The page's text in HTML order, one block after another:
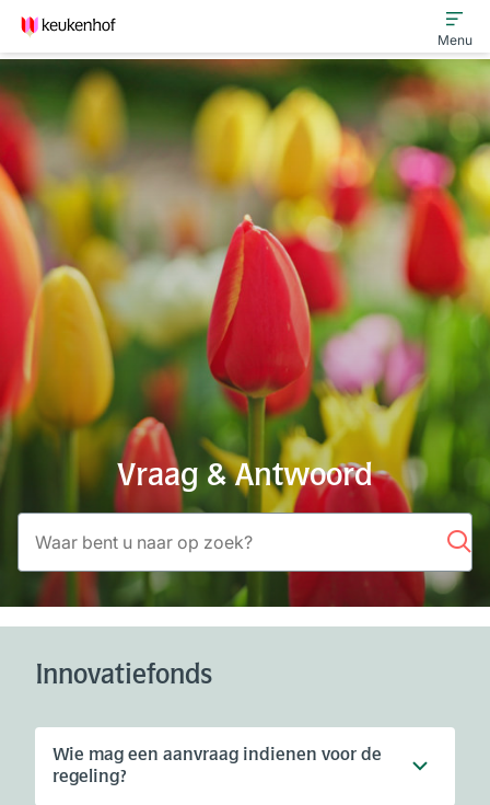
Bijeenkomsten
Keukenhof Innovatiefonds
Ondernemers in de Lead
Menu
Vraag & Antwoord
Innovatiefonds
Wie mag een aanvraag indienen voor de
regeling?